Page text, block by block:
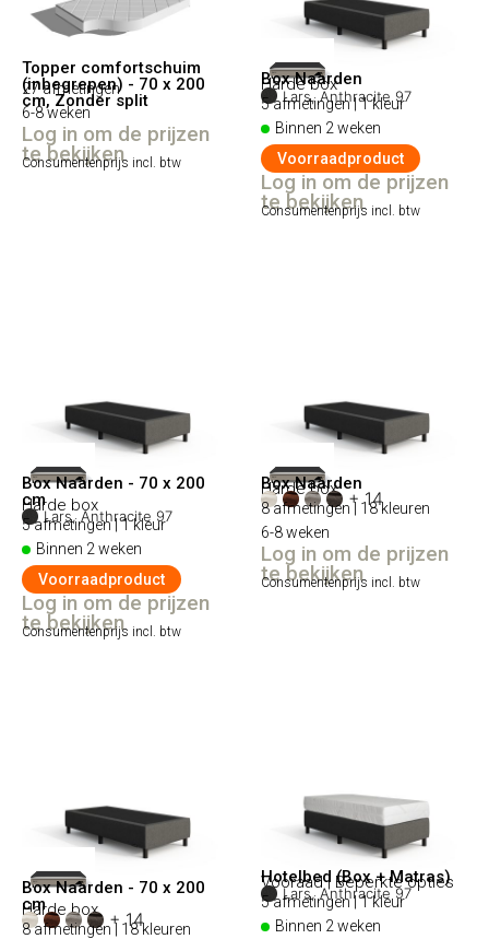
Topper comfortschuim
(inbegrepen) - 70 x 200
cm, Zonder split
27 afmetingen
6-8 weken
Log in om de prijzen
te bekijken
Consumentenprijs incl. btw
Box Naarden
Harde box
Lars, Anthracite 97
5 afmetingen | 1 kleur
Binnen 2 weken
Voorraadproduct
Log in om de prijzen
te bekijken
Consumentenprijs incl. btw
Box Naarden - 70 x 200
cm
Harde box
Lars, Anthracite 97
5 afmetingen | 1 kleur
Binnen 2 weken
Voorraadproduct
Log in om de prijzen
te bekijken
Consumentenprijs incl. btw
Box Naarden
Harde box + 14
8 afmetingen | 18 kleuren
6-8 weken
Log in om de prijzen
te bekijken
Consumentenprijs incl. btw
Box Naarden - 70 x 200
cm
Harde box + 14
8 afmetingen | 18 kleuren
Hotelbed (Box + Matras)
Vooraad | Beperkte opties
Lars, Anthracite 97
5 afmetingen | 1 kleur
Binnen 2 weken